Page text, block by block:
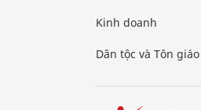
Kinh doanh
Dân tộc và Tôn giáo